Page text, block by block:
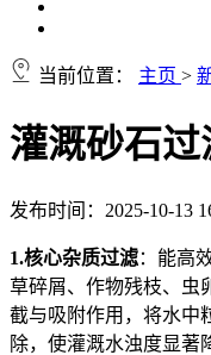
当前位置： 主页 >
灌溉砂石过
发布时间：2025-10-13
1.核心杂质过滤：能高
草碎屑、作物残枝、虫
截与吸附作用，将水中
除，使灌溉水浊度显著